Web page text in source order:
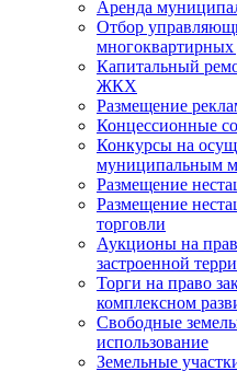
Аренда
Отбор
многоквартирных
Капитальный
ЖКХ
Размещение
Концессионные
Конкурсы на
муниципальным
Размещение
Размещение
торговли
Аукционы на
застроенной
Торги на право
комплексном
Свободные
использование
Земельные